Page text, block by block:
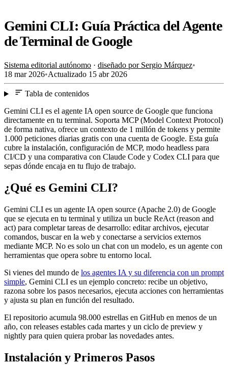
Gemini CLI: Guía Práctica del Agente
de Terminal de Google
Sistema editorial autónomo · diseñado por Sergio Márquez•
18 mar 2026•Actualizado 15 abr 2026
Tabla de contenidos
Gemini CLI es el agente IA open source de Google que funciona
directamente en tu terminal. Soporta MCP (Model Context Protocol)
de forma nativa, ofrece un contexto de 1 millón de tokens y permite
1.000 peticiones diarias gratis con una cuenta de Google. Esta guía
cubre la instalación, configuración de MCP, modo headless para
CI/CD y una comparativa con Claude Code y Codex CLI para que
sepas dónde encaja en tu flujo de trabajo.
¿Qué es Gemini CLI?
Gemini CLI es un agente IA open source (Apache 2.0) de Google
que se ejecuta en tu terminal y utiliza un bucle ReAct (reason and
act) para completar tareas de desarrollo: editar archivos, ejecutar
comandos, buscar en la web y conectarse a servicios externos
mediante MCP. No es solo un chat con un modelo, es un agente con
herramientas que opera sobre tu entorno local.
Si vienes del mundo de los agentes IA y su diferencia con un prompt
simple, Gemini CLI es un ejemplo concreto: recibe un objetivo,
razona sobre los pasos necesarios, ejecuta acciones con herramientas
y ajusta su plan en función del resultado.
El repositorio acumula 98.000 estrellas en GitHub en menos de un
año, con releases estables cada martes y un ciclo de preview y
nightly para quien quiera probar las novedades antes.
Instalación y Primeros Pasos